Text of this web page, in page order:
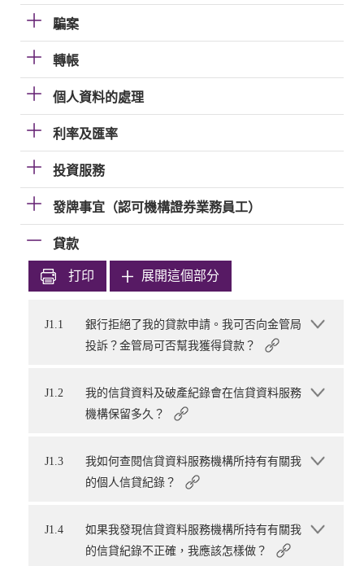
騙案
轉帳
個人資料的處理
利率及匯率
投資服務
發牌事宜（認可機構證券業務員工）
貸款
打印 展開這個部分
J1.1
銀行拒絕了我的貸款申請。我可否向金管局
投訴？金管局可否幫我獲得貸款？
J1.2
我的信貸資料及破產紀錄會在信貸資料服務
機構保留多久？
J1.3
我如何查閱信貸資料服務機構所持有有關我
的個人信貸紀錄？
J1.4
如果我發現信貸資料服務機構所持有有關我
的信貸紀錄不正確，我應該怎樣做？